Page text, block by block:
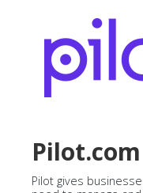
Pilot.com
Pilot gives